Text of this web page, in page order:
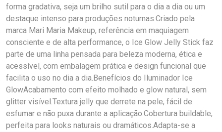
forma gradativa, seja um brilho sutil para o dia a dia ou um
destaque intenso para produções noturnas.Criado pela
marca Mari Maria Makeup, referência em maquiagem
consciente e de alta performance, o Ice Glow Jelly Stick faz
parte de uma linha pensada para beleza moderna, ética e
acessível, com embalagem prática e design funcional que
facilita o uso no dia a dia.Benefícios do Iluminador Ice
GlowAcabamento com efeito molhado e glow natural, sem
glitter visível.Textura jelly que derrete na pele, fácil de
esfumar e não puxa durante a aplicação.Cobertura buildable,
perfeita para looks naturais ou dramáticos.Adapta-se a